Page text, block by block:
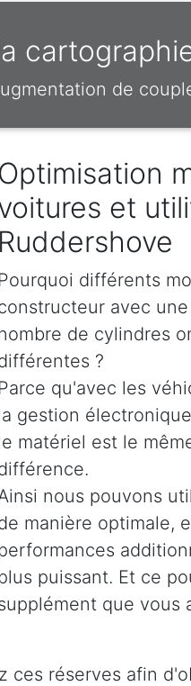
de
Optimisation
et
Ruddershove
Pourquoi différents
avec
de cylindres
?
Parce qu'avec les
gestion
matériel est le
nous pouvons
manière optimale,
puissant. Et ce
que vous
réserves afin